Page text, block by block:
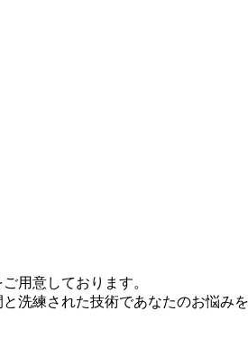
用意しております。
洗練された技術であなたのお悩み